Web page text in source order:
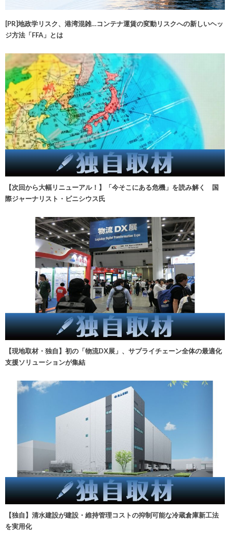
[PR]地政学リスク、港湾混雑…コンテナ運賃の変動リスクへの新しいヘッ
ジ方法「FFA」とは
【次回から大幅リニューアル！】「今そこにある危機」を読み解く 国
際ジャーナリスト・ビニシウス氏
【現地取材・独自】初の「物流DX展」、サプライチェーン全体の最適化
支援ソリューションが集結
【独自】清水建設が建設・維持管理コストの抑制可能な冷蔵倉庫新工法
を実用化